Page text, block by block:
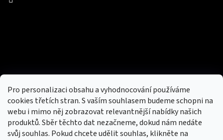
Pro personalizaci obsahu a vyhodnocování používáme
cookies třetích stran. S vaším souhlasem budeme schopni na
webu i mimo něj zobrazovat relevantnější nabídky našich
produktů. Sběr těchto dat nezačneme, dokud nám nedáte
svůj souhlas. Pokud chcete udělit souhlas, klikněte na